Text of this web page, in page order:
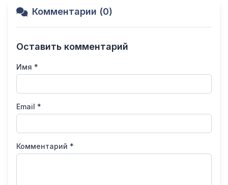
Комментарии (0)
Оставить комментарий
Имя *
Email *
Комментарий *